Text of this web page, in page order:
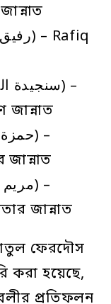
জান্নাত
জান্নাত
ফেরদৌস
করা হয়েছে,
প্রতিফলন